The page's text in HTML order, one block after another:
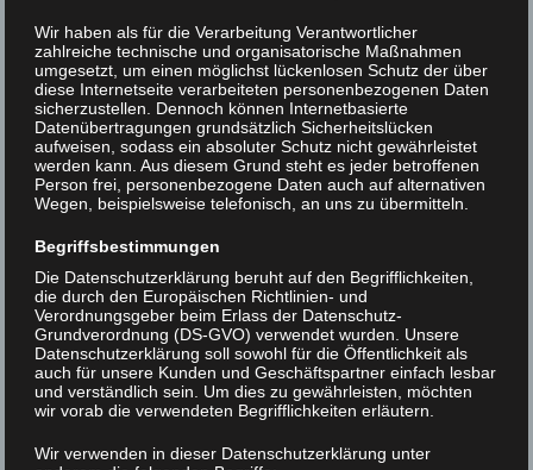
DSC07800
Beitrags-
Navigation
< DSC07671 DSC07805 >
Wir haben als für die Verarbeitung Verantwortlicher
zahlreiche technische und organisatorische Maßnahmen
umgesetzt, um einen möglichst lückenlosen Schutz der über
diese Internetseite verarbeiteten personenbezogenen Daten
sicherzustellen. Dennoch können Internetbasierte
Datenübertragungen grundsätzlich Sicherheitslücken
aufweisen, sodass ein absoluter Schutz nicht gewährleistet
werden kann. Aus diesem Grund steht es jeder betroffenen
Person frei, personenbezogene Daten auch auf alternativen
Wegen, beispielsweise telefonisch, an uns zu übermitteln.
Begriffsbestimmungen
Die Datenschutzerklärung beruht auf den Begrifflichkeiten,
die durch den Europäischen Richtlinien- und
Verordnungsgeber beim Erlass der Datenschutz-
Grundverordnung (DS-GVO) verwendet wurden. Unsere
Datenschutzerklärung soll sowohl für die Öffentlichkeit als
auch für unsere Kunden und Geschäftspartner einfach lesbar
und verständlich sein. Um dies zu gewährleisten, möchten
wir vorab die verwendeten Begrifflichkeiten erläutern.
Wir verwenden in dieser Datenschutzerklärung unter